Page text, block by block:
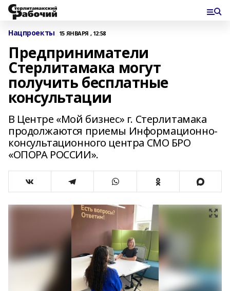
Нацпроекты 15 ЯНВАРЯ , 12:58
Предприниматели
Стерлитамака могут
получить бесплатные
консультации
В Центре «Мой бизнес» г. Стерлитамака
продолжаются приемы Информационно-
консультационного центра СМО БРО
«ОПОРА РОССИИ».